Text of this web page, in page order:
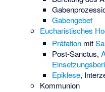
Gabengebet
Eucharistisches
Präfation mit
Post-Sanctus,
Epiklese,
Kommunion